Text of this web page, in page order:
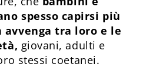
spesso capirsi più
avvenga tra loro e le
giovani, adulti e
stessi coetanei.